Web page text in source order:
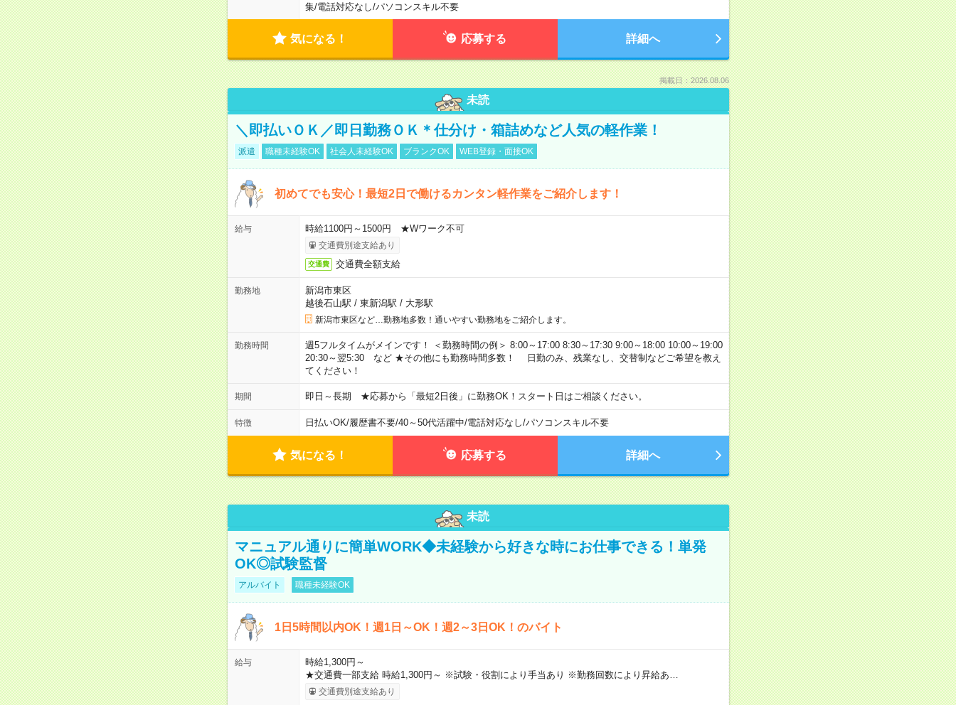
集/電話対応なし/パソコンスキル不要
気になる！ 応募する 詳細へ
掲載日：2026.08.06
未読
＼即払いＯＫ／即日勤務ＯＫ＊仕分け・箱詰めなど人気の軽作業！
派遣 職種未経験OK 社会人未経験OK ブランクOK WEB登録・面接OK
初めてでも安心！最短2日で働けるカンタン軽作業をご紹介します！
給与 時給1100円～1500円 ★Wワーク不可
交通費別途支給あり
交通費 交通費全額支給
勤務地
新潟市東区
越後石山駅 / 東新潟駅 / 大形駅
新潟市東区など…勤務地多数！通いやすい勤務地をご紹介します。
勤務時間
週5フルタイムがメインです！ ＜勤務時間の例＞ 8:00～17:00 8:30～17:30 9:00～18:00 10:00～19:00
20:30～翌5:30 など ★その他にも勤務時間多数！ 日勤のみ、残業なし、交替制などご希望を教え
てください！
期間 即日～長期 ★応募から「最短2日後」に勤務OK！スタート日はご相談ください。
特徴 日払いOK/履歴書不要/40～50代活躍中/電話対応なし/パソコンスキル不要
気になる！ 応募する 詳細へ
未読
マニュアル通りに簡単WORK◆未経験から好きな時にお仕事できる！単発
OK◎試験監督
アルバイト 職種未経験OK
1日5時間以内OK！週1日～OK！週2～3日OK！のバイト
給与
時給1,300円～
★交通費一部支給 時給1,300円～ ※試験・役割により手当あり ※勤務回数により昇給あ…
交通費別途支給あり